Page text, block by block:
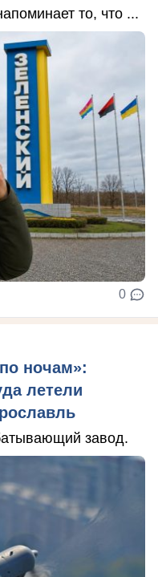
то, что ...
0
ночам»:
летели
завод.